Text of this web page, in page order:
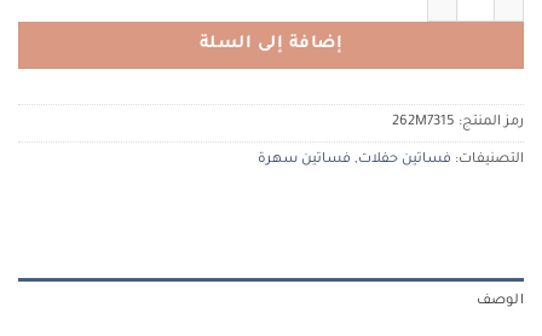
إضافة إلى السلة
رمز المنتج: 262M7315
التصنيفات: فساتين حفلات, فساتين سهرة
الوصف